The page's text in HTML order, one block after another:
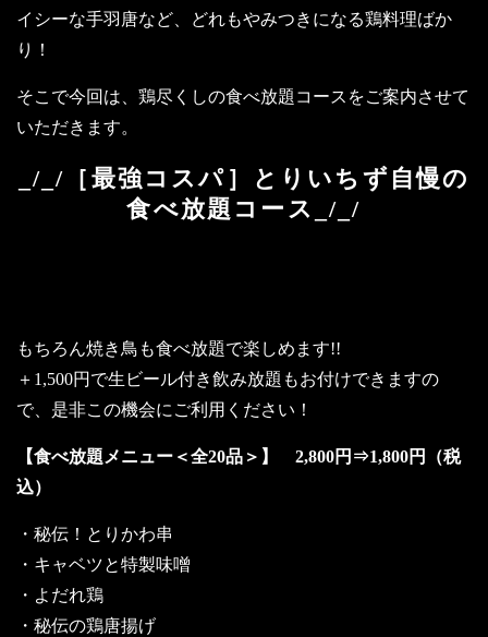
イシーな手羽唐など、どれもやみつきになる鶏料理ばか
り！
そこで今回は、鶏尽くしの食べ放題コースをご案内させて
いただきます。
_/_/［最強コスパ］とりいちず自慢の
食べ放題コース_/_/
もちろん焼き鳥も食べ放題で楽しめます!!
＋1,500円で生ビール付き飲み放題もお付けできますの
で、是非この機会にご利用ください！
【食べ放題メニュー＜全20品＞】 2,800円⇒1,800円（税
込）
・秘伝！とりかわ串
・キャベツと特製味噌
・よだれ鶏
・秘伝の鶏唐揚げ